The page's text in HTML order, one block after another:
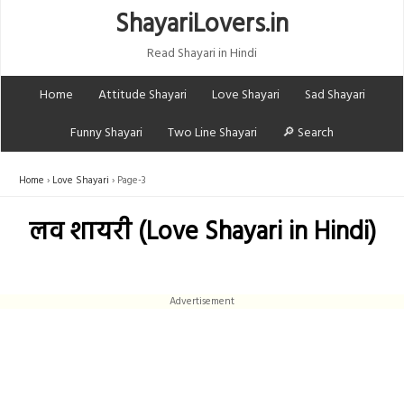
ShayariLovers.in
Read Shayari in Hindi
Home
Attitude Shayari Love Shayari
Sad Shayari
Funny Shayari
Two Line Shayari 🔎 Search
Home Love Shayari Page-3
लव शायरी (Love Shayari in Hindi)
Advertisement